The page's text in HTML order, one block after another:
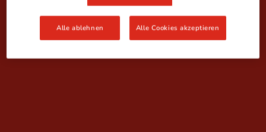
Alle ablehnen Alle Cookies akzeptieren